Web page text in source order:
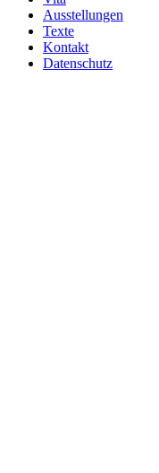
Ausstellungen
Texte
Kontakt
Datenschutz